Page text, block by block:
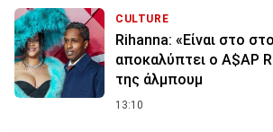
CULTURE
Rihanna: «Είναι στο
αποκαλύπτει ο A$AP
της άλμπουμ
13:10